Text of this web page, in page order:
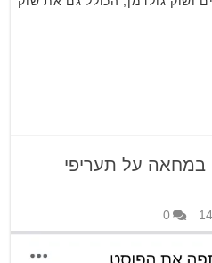
במחאה על תעריפי
0